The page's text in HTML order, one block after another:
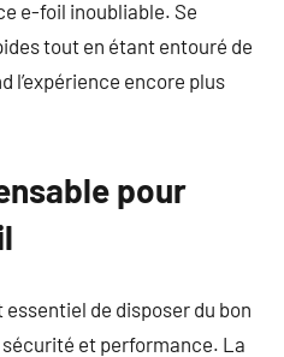
e-foil inoubliable. Se
tout en étant entouré de
l’expérience encore plus
pour
essentiel de disposer du bon
et performance. La